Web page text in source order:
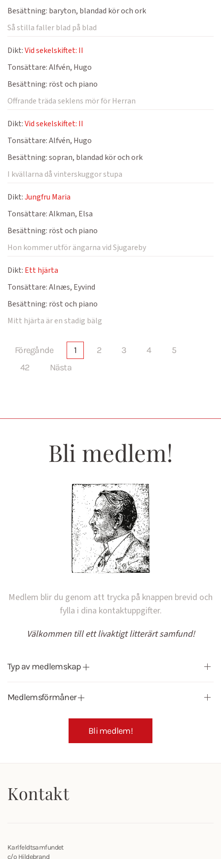
Besättning: baryton, blandad kör och ork
Så stilla faller blad på blad
Dikt:Vid sekelskiftet: II
Tonsättare:Alfvén, Hugo
Besättning: röst och piano
Offrande träda seklens mör för Herran
Dikt:Vid sekelskiftet: II
Tonsättare:Alfvén, Hugo
Besättning:sopran, blandad kör och ork
I kvällarna då vinterskuggor stupa
Dikt:Jungfru Maria
Tonsättare:Alkman, Elsa
Besättning: röst och piano
Hon kommer utför ängarna vid Sjugareby
Dikt: Ett hjärta
Tonsättare:Alnæs, Eyvind
Besättning: röst och piano
Mitt hjärta är en stadig bälg
Föregånde 1 2 3 4
5
42
Nästa
Bli medlem!
Medlem blir du genom att trycka på knappen brevid och
fylla i dina kontaktuppgifter.
Välkommen till ett livaktigt litterärt samfund!
Typ av medlemskap
Medlemsförmåner
Bli medlem!
Kontakt
Karlfeldtsamfundet
c/o Hildebrand